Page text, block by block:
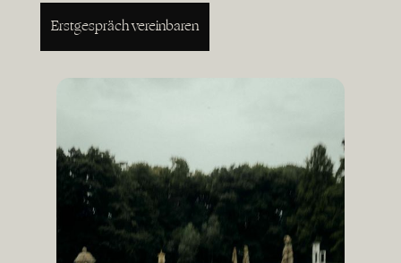
Erstgespräch vereinbaren